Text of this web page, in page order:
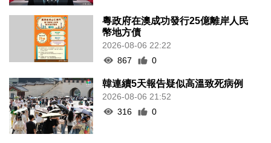
粵政府在澳成功發行25億離岸人民
幣地方債
2026-08-06 22:22
867
0
韓連續5天報告疑似高溫致死病例
2026-08-06 21:52
316
0